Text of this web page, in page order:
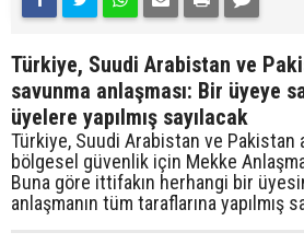
Türkiye, Suudi Arabistan ve
savunma anlaşması: Bir üyeye
üyelere yapılmış sayılacak
Türkiye, Suudi Arabistan ve Pakistan
bölgesel güvenlik için Mekke
Buna göre ittifakın herhangi bir
anlaşmanın tüm taraflarına yapılmış